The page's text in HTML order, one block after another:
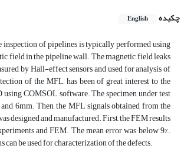
چکیده
English
of pipelines is typically performed using
field in the pipeline wall. The magnetic field leaks
by Hall-effect sensors and used for analysis of
of the MFL, has been of great interest to the
COMSOL software. The specimen under test
6mm. Then, the MFL signals obtained from the
designed and manufactured. First, the FEM results
and FEM. The mean error was below 9%.
be used for characterization of the defects.